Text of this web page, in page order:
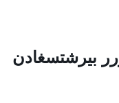
بيرشتسغادن